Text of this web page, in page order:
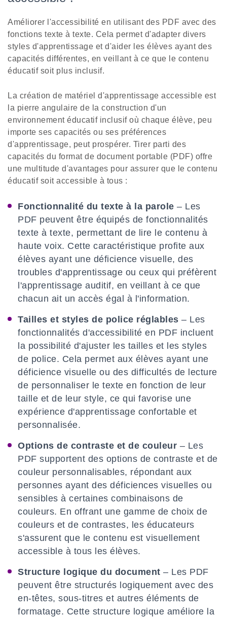
Améliorer l'accessibilité en utilisant des PDF avec des
fonctions texte à texte. Cela permet d'adapter divers
styles d'apprentissage et d'aider les élèves ayant des
capacités différentes, en veillant à ce que le contenu
éducatif soit plus inclusif.
La création de matériel d'apprentissage accessible est
la pierre angulaire de la construction d'un
environnement éducatif inclusif où chaque élève, peu
importe ses capacités ou ses préférences
d'apprentissage, peut prospérer. Tirer parti des
capacités du format de document portable (PDF) offre
une multitude d'avantages pour assurer que le contenu
éducatif soit accessible à tous :
Fonctionnalité du texte à la parole – Les
PDF peuvent être équipés de fonctionnalités
texte à texte, permettant de lire le contenu à
haute voix. Cette caractéristique profite aux
élèves ayant une déficience visuelle, des
troubles d'apprentissage ou ceux qui préfèrent
l'apprentissage auditif, en veillant à ce que
chacun ait un accès égal à l'information.
Tailles et styles de police réglables – Les
fonctionnalités d'accessibilité en PDF incluent
la possibilité d'ajuster les tailles et les styles
de police. Cela permet aux élèves ayant une
déficience visuelle ou des difficultés de lecture
de personnaliser le texte en fonction de leur
taille et de leur style, ce qui favorise une
expérience d'apprentissage confortable et
personnalisée.
Options de contraste et de couleur – Les
PDF supportent des options de contraste et de
couleur personnalisables, répondant aux
personnes ayant des déficiences visuelles ou
sensibles à certaines combinaisons de
couleurs. En offrant une gamme de choix de
couleurs et de contrastes, les éducateurs
s'assurent que le contenu est visuellement
accessible à tous les élèves.
Structure logique du document – Les PDF
peuvent être structurés logiquement avec des
en-têtes, sous-titres et autres éléments de
formatage. Cette structure logique améliore la